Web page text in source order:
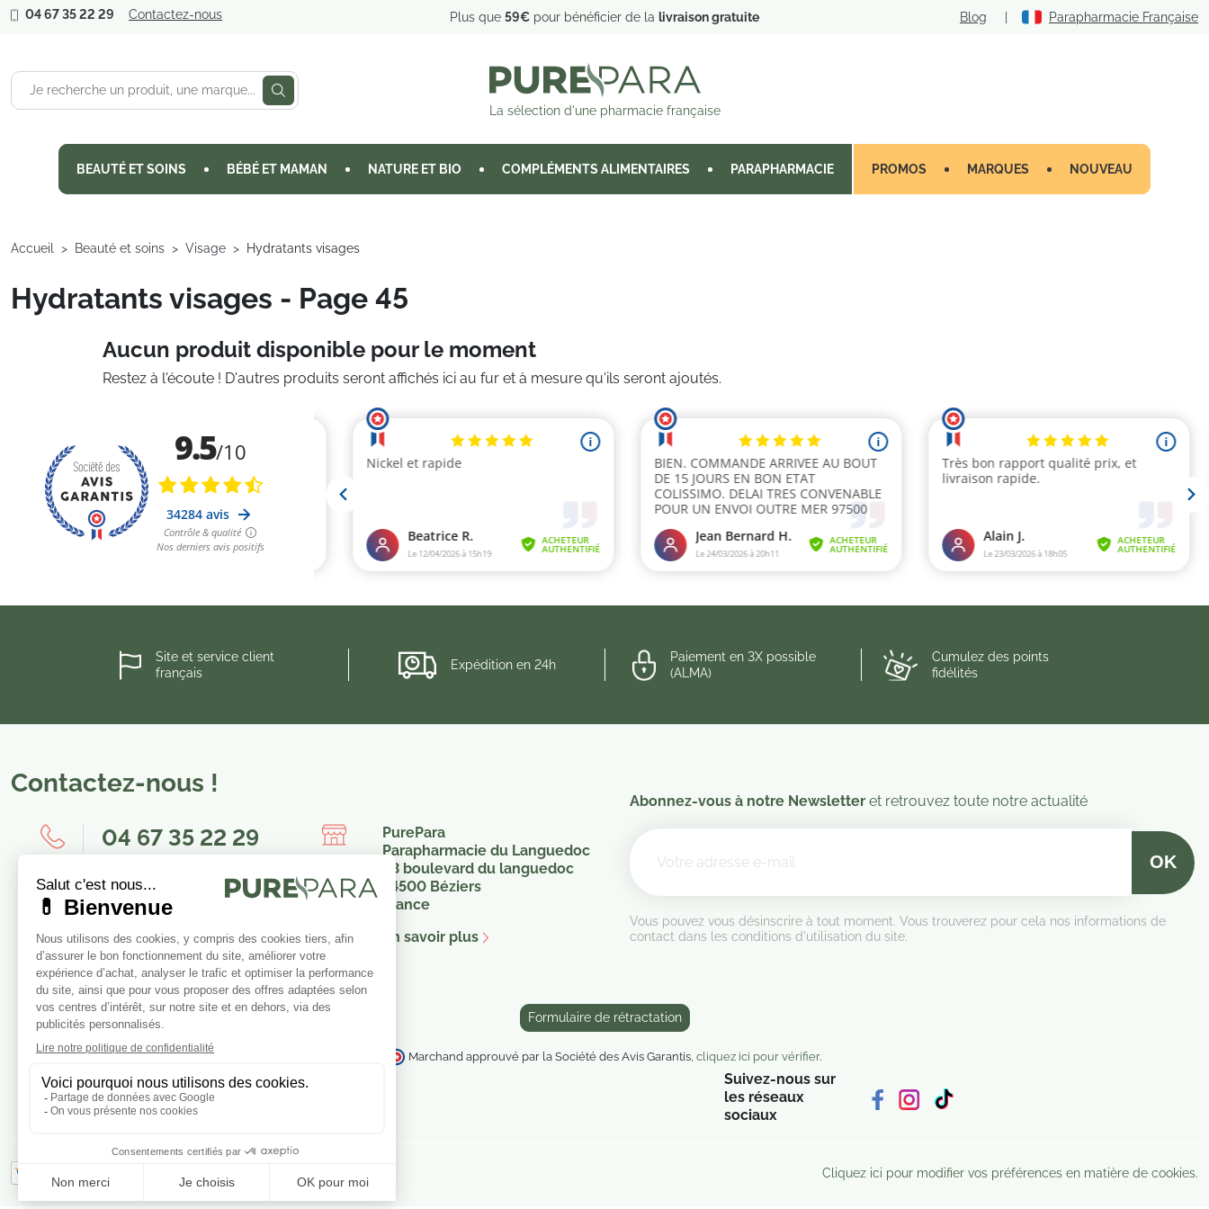
04 67 35 22 29 Contactez-nous Plus que 59€ pour bénéficier de la livraison gratuite Blog | Parapharmacie Française
La sélection d'une pharmacie française
BEAUTÉ ET SOINS BÉBÉ ET MAMAN NATURE ET BIO COMPLÉMENTS ALIMENTAIRES PARAPHARMACIE PROMOS MARQUES NOUVEAU
Accueil Beauté et soins Visage Hydratants visages
Hydratants visages - Page 45
Aucun produit disponible pour le moment
Restez à l'écoute ! D'autres produits seront affichés ici au fur et à mesure qu'ils seront ajoutés.
Site et service client
français
Expédition en 24h
Paiement en 3X possible
(ALMA)
Cumulez des points
fidélités
Contactez-nous !
04 67 35 22 29
Nous envoyer un message
PurePara
Parapharmacie du Languedoc
23 boulevard du languedoc
34500 Béziers
France
En savoir plus
Abonnez-vous à notre Newsletter et retrouvez toute notre actualité
Vous pouvez vous désinscrire à tout moment. Vous trouverez pour cela nos informations de
contact dans les conditions d'utilisation du site.
Formulaire de rétractation
Marchand approuvé par la Société des Avis Garantis, cliquez ici pour vérifier.
Suivez-nous sur
les réseaux
sociaux
Cliquez ici pour modifier vos préférences en matière de cookies.
Je consens également à recevoir
les offres promotionnelles.
Consultez notre politique de